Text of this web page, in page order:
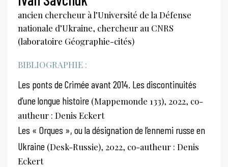
ancien chercheur à l’Université de la Défense
nationale d’Ukraine, chercheur au CNRS
(laboratoire Géographie-cités)
BIBLIOGRAPHIE :
Les ponts de Crimée avant 2014. Les discontinuités
d’une longue histoire (Mappemonde 133), 2022, co-
autheur : Denis Eckert
Les « Orques », ou la désignation de l’ennemi russe en
Ukraine (Desk-Russie), 2022, co-autheur : Denis
Eckert